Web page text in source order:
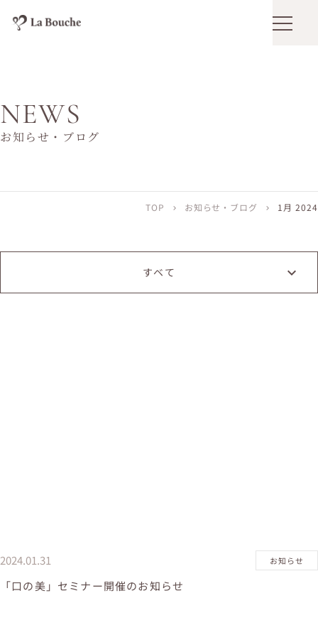
メニュ
NEWS
お知らせ・ブログ
TOP chevron_right お知らせ・ブログ chevron_right 1月 2024
すベて
2024.01.31 お知らせ
「口の美」セミナー開催のお知らせ